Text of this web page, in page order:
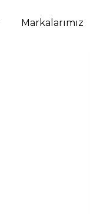
Markalarımız